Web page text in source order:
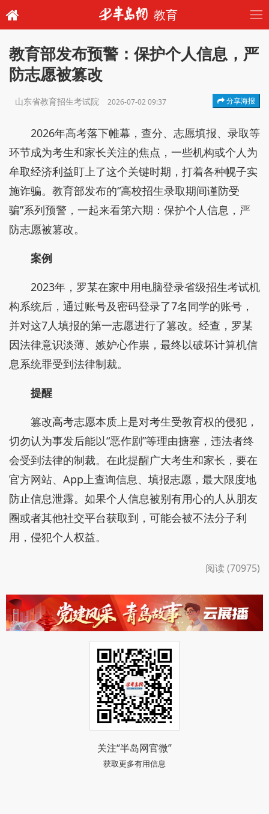
教育
教育部发布预警：保护个人信息，严
防志愿被篡改
山东省教育招生考试院 2026-07-02 09:37 分享海报
2026年高考落下帷幕，查分、志愿填报、录取等
环节成为考生和家长关注的焦点，一些机构或个人为
牟取经济利益盯上了这个关键时期，打着各种幌子实
施诈骗。教育部发布的“高校招生录取期间谨防受
骗”系列预警，一起来看第六期：保护个人信息，严
防志愿被篡改。
案例
2023年，罗某在家中用电脑登录省级招生考试机
构系统后，通过账号及密码登录了7名同学的账号，
并对这7人填报的第一志愿进行了篡改。经查，罗某
因法律意识淡薄、嫉妒心作祟，最终以破坏计算机信
息系统罪受到法律制裁。
提醒
篡改高考志愿本质上是对考生受教育权的侵犯，
切勿认为事发后能以“恶作剧”等理由搪塞，违法者终
会受到法律的制裁。在此提醒广大考生和家长，要在
官方网站、App上查询信息、填报志愿，最大限度地
防止信息泄露。如果个人信息被别有用心的人从朋友
圈或者其他社交平台获取到，可能会被不法分子利
用，侵犯个人权益。
阅读 (70975)
关注“半岛网官微”
获取更多有用信息